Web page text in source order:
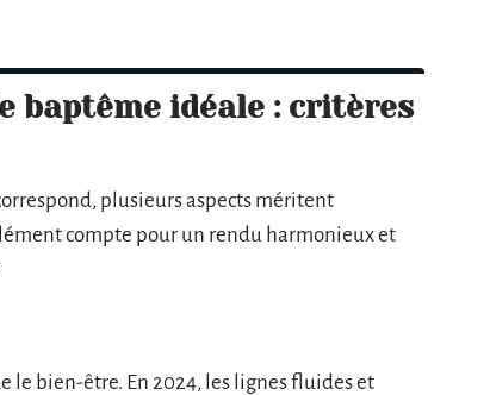
baptême idéale : critères
plusieurs aspects méritent
compte pour un rendu harmonieux et
le bien-être. En 2024, les lignes fluides et